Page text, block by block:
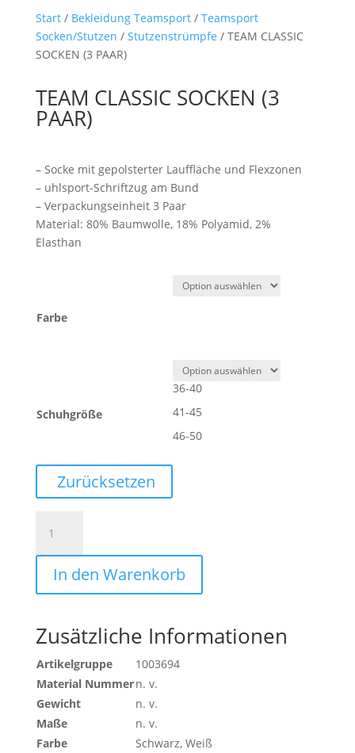
Start/ Bekleidung Teamsport/ Teamsport
Socken/Stutzen / Stutzenstrümpfe / TEAM CLASSIC
SOCKEN (3 PAAR)
TEAM CLASSIC SOCKEN (3
PAAR)
– Socke mit gepolsterter Lauffläche und Flexzonen
– uhlsport-Schriftzug am Bund
– Verpackungseinheit 3 Paar
Material: 80% Baumwolle, 18% Polyamid, 2%
Elasthan
Farbe
Schuhgröße
36-40
41-45
46-50
Zurücksetzen
CLASSIC
SOCKEN
PAAR)
In den Warenkorb
Zusätzliche Informationen
Artikelgruppe
1003694
Material Nummern. v.
Gewicht
n. v.
Maße
n. v.
Farbe
Schwarz, Weiß